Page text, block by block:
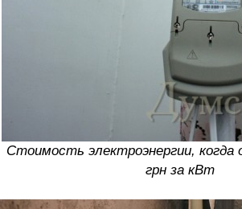
Стоимость электроэнергии, когда
грн за кВт